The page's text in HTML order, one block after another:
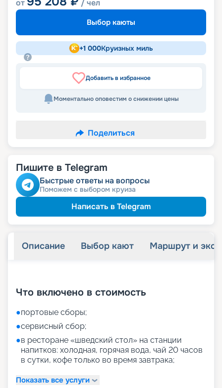
от / чел
Выбор каюты
+1 000Круизных миль
Добавить в избранное
Моментально оповестим о снижении цены
Поделиться
Пишите в Telegram
Быстрые ответы на вопросы
Поможем с выбором круиза
Написать в Telegram
Описание Выбор кают Маршрут и
Что включено в стоимость
●портовые сборы;
●сервисный сбор;
●в ресторане «шведский стол» на станции
напитков: холодная, горячая вода, чай 20 часов
в сутки, кофе только во время завтрака;
Показать все услуги